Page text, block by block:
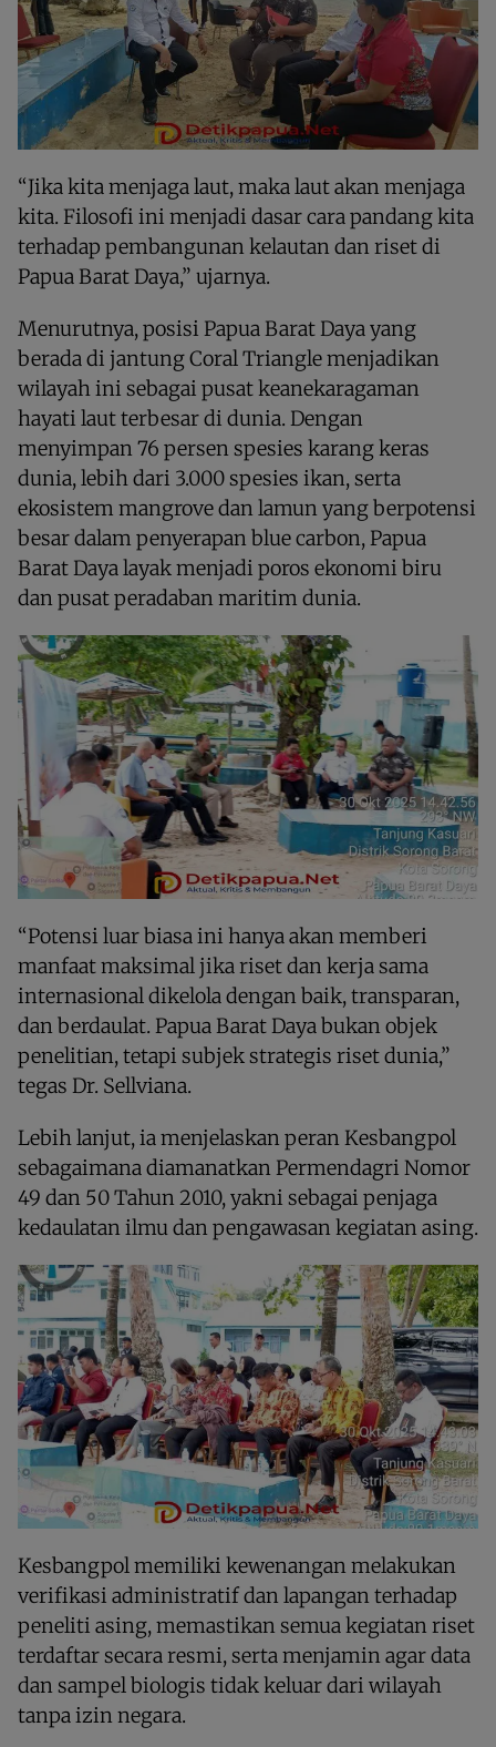
“Jika kita menjaga laut, maka laut akan menjaga
kita. Filosofi ini menjadi dasar cara pandang kita
terhadap pembangunan kelautan dan riset di
Papua Barat Daya,” ujarnya.
Menurutnya, posisi Papua Barat Daya yang
berada di jantung Coral Triangle menjadikan
wilayah ini sebagai pusat keanekaragaman
hayati laut terbesar di dunia. Dengan
menyimpan 76 persen spesies karang keras
dunia, lebih dari 3.000 spesies ikan, serta
ekosistem mangrove dan lamun yang berpotensi
besar dalam penyerapan blue carbon, Papua
Barat Daya layak menjadi poros ekonomi biru
dan pusat peradaban maritim dunia.
“Potensi luar biasa ini hanya akan memberi
manfaat maksimal jika riset dan kerja sama
internasional dikelola dengan baik, transparan,
dan berdaulat. Papua Barat Daya bukan objek
penelitian, tetapi subjek strategis riset dunia,”
tegas Dr. Sellviana.
Lebih lanjut, ia menjelaskan peran Kesbangpol
sebagaimana diamanatkan Permendagri Nomor
49 dan 50 Tahun 2010, yakni sebagai penjaga
kedaulatan ilmu dan pengawasan kegiatan asing.
Kesbangpol memiliki kewenangan melakukan
verifikasi administratif dan lapangan terhadap
peneliti asing, memastikan semua kegiatan riset
terdaftar secara resmi, serta menjamin agar data
dan sampel biologis tidak keluar dari wilayah
tanpa izin negara.